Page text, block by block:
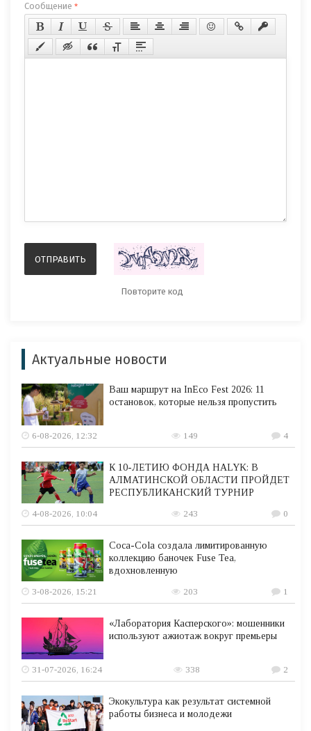
Сообщение *
Актуальные новости
Ваш маршрут на InEco Fest 2026: 11
остановок, которые нельзя пропустить
6-08-2026, 12:32 149 4
К 10-ЛЕТИЮ ФОНДА HALYK: В
АЛМАТИНСКОЙ ОБЛАСТИ ПРОЙДЕТ
РЕСПУБЛИКАНСКИЙ ТУРНИР
4-08-2026, 10:04
243 0
Coca-Cola создала лимитированную
коллекцию баночек Fuse Tea,
вдохновленную
3-08-2026, 15:21
203 1
«Лаборатория Касперского»: мошенники
используют ажиотаж вокруг премьеры
31-07-2026, 16:24 338 2
Экокультура как результат системной
работы бизнеса и молодежи